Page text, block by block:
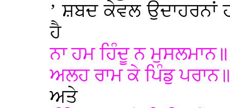
’ ਸ਼ਬਦ ਕੇਵਲ ਉਦਾਹਰਨਾਂ
ਹੈ
ਨਾ ਹਮ ਹਿੰਦੂ ਨ ਮੁਸਲਮਾਨ॥
ਅਲਹ ਰਾਮ ਕੇ ਪਿੰਡੁ
ਅਤੇ